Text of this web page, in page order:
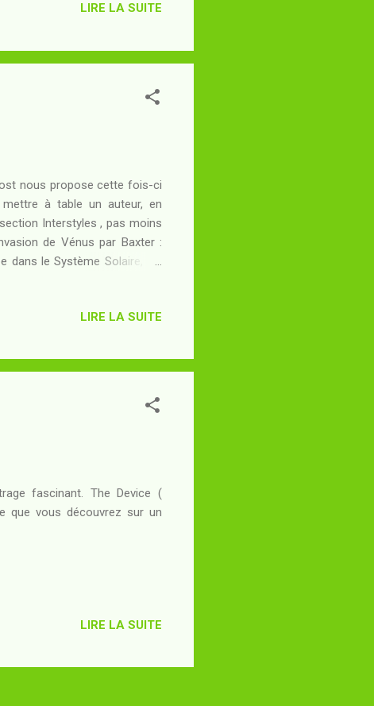
sont plus tout à fait inertes,
ou d'adoles...
LIRE LA SUITE
nous propose cette fois-ci
à table un auteur, en
Interstyles , pas moins
de Vénus par Baxter :
dans le Système Solaire, les
cette nouvelle qui m'apparaît
LIRE LA SUITE
fascinant. The Device (
que vous découvrez sur un
LIRE LA SUITE